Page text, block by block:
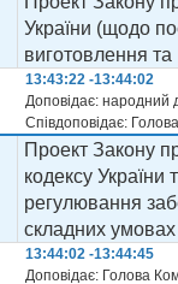
України (щодо
виготовлення
13:43:22 -13:44:02
Доповідає:
Співдоповідає:
Проект Закону
кодексу України
регулювання
складних
13:44:02 -13:44:45
Доповідає: Голова